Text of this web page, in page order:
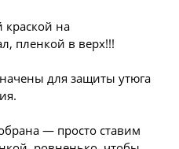
краской на
пленкой в верх!!!
для защиты утюга
— просто ставим